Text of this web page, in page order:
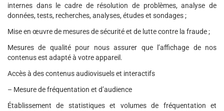
internes dans le cadre de résolution de problèmes, analyse de
données, tests, recherches, analyses, études et sondages ;
Mise en œuvre de mesures de sécurité et de lutte contre la fraude ;
Mesures de qualité pour nous assurer que l’affichage de nos
contenus est adapté à votre appareil.
Accès à des contenus audiovisuels et interactifs
– Mesure de fréquentation et d’audience
Établissement de statistiques et volumes de fréquentation et